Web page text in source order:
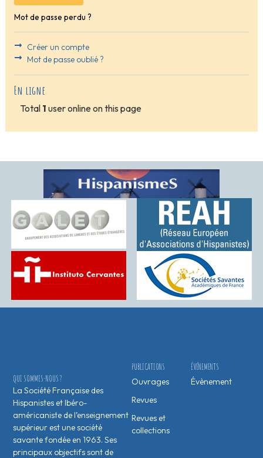
Mot de passe perdu ?
Créer un compte
Mot de passe oublié ?
En ligne
Total 1 user online on this page
ÉVÉNEMENTS
Évènement
PUBLICATIONS
Ouvrages
Revues
Revues et
collections
QUI SOMMES-NOUS ?
La Société Française des
Hispanistes et Ibéro-
américaniste de l’enseignement
supérieur est une société
savante fondée en 1963. Ses
principaux objectifs sont de